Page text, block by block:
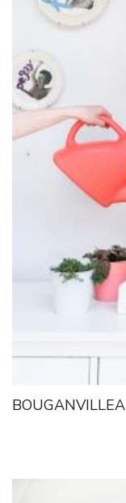
BOUGANVILLEA